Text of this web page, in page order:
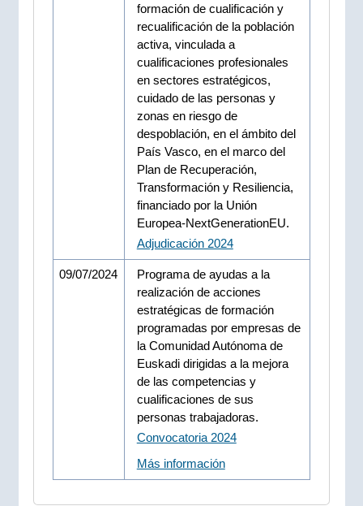
formación de cualificación y
recualificación de la población
activa, vinculada a
cualificaciones profesionales
en sectores estratégicos,
cuidado de las personas y
zonas en riesgo de
despoblación, en el ámbito del
País Vasco, en el marco del
Plan de Recuperación,
Transformación y Resiliencia,
financiado por la Unión
Europea-NextGenerationEU.
Adjudicación 2024
09/07/2024
Programa de ayudas a la
realización de acciones
estratégicas de formación
programadas por empresas de
la Comunidad Autónoma de
Euskadi dirigidas a la mejora
de las competencias y
cualificaciones de sus
personas trabajadoras.
Convocatoria 2024
Más información